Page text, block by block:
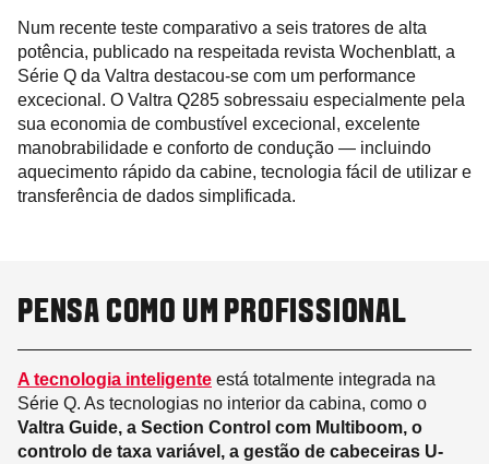
Num recente teste comparativo a seis tratores de alta
potência, publicado na respeitada revista Wochenblatt, a
Série Q da Valtra destacou-se com um performance
excecional. O Valtra Q285 sobressaiu especialmente pela
sua economia de combustível excecional, excelente
manobrabilidade e conforto de condução — incluindo
aquecimento rápido da cabine, tecnologia fácil de utilizar e
transferência de dados simplificada.
PENSA COMO UM PROFISSIONAL
A tecnologia inteligente está totalmente integrada na
Série Q. As tecnologias no interior da cabina, como o
Valtra Guide, a Section Control com Multiboom, o
controlo de taxa variável, a gestão de cabeceiras U-